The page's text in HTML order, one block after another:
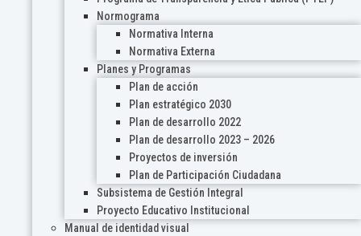
Normograma
Normativa Interna
Normativa Externa
Planes y Programas
Plan de acción
Plan estratégico 2030
Plan de desarrollo 2022
Plan de desarrollo 2023 – 2026
Proyectos de inversión
Plan de Participación Ciudadana
Subsistema de Gestión Integral
Proyecto Educativo Institucional
Manual de identidad visual